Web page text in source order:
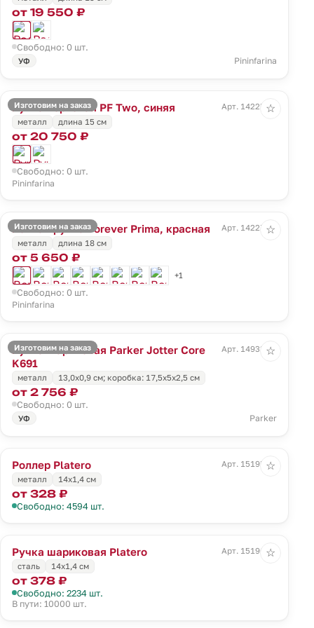
от 19 550 ₽
Свободно: 0 шт.
УФ Pininfarina
Изготовим на заказ
Ручка перьевая PF Two, синяя
Арт. 14225.40
металл
длина 15 см
от 20 750 ₽
Свободно: 0 шт.
Pininfarina
☆
Изготовим на заказ
Вечная ручка Forever Prima, красная
Арт. 14227.50
металл
длина 18 см
от 5 650 ₽
+1
Свободно: 0 шт.
Pininfarina
☆
Изготовим на заказ
Ручка шариковая Parker Jotter Core
K691
Арт. 14933.00
металл 13,0х0,9 см; коробка: 17,5х5х2,5 см
от 2 756 ₽
Свободно: 0 шт.
УФ Parker
☆
Роллер Platero
Арт. 15195.00
металл
14х1,4 см
от 328 ₽
Свободно: 4594 шт.
☆
Ручка шариковая Platero
Арт. 15196.00
сталь
14х1,4 см
от 378 ₽
Свободно: 2234 шт.
В пути: 10000 шт.
☆